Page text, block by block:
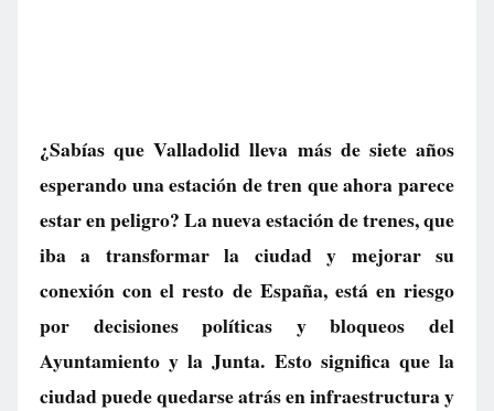
¿Sabías que Valladolid lleva más de siete años
esperando una estación de tren que ahora parece
estar en peligro? La nueva estación de trenes, que
iba a transformar la ciudad y mejorar su
conexión con el resto de España, está en riesgo
por decisiones políticas y bloqueos del
Ayuntamiento y la Junta. Esto significa que la
ciudad puede quedarse atrás en infraestructura y